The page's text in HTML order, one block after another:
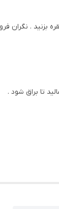
. نگران
تا براق شود .